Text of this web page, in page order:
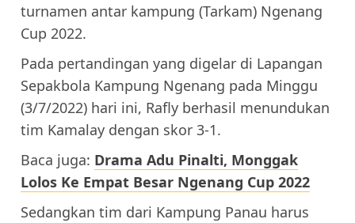
turnamen antar kampung (Tarkam) Ngenang
Cup 2022.
Pada pertandingan yang digelar di Lapangan
Sepakbola Kampung Ngenang pada Minggu
(3/7/2022) hari ini, Rafly berhasil menundukan
tim Kamalay dengan skor 3-1.
Baca juga: Drama Adu Pinalti, Monggak
Lolos Ke Empat Besar Ngenang Cup 2022
Sedangkan tim dari Kampung Panau harus